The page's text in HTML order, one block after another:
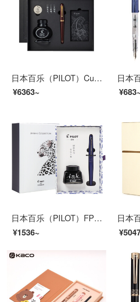
日本百乐（PILOT）Custom74贵客钢笔套装 书法练字签名钢笔 商务钢笔送礼盒套装 FKK1000R F尖 深红
¥6363~
日本百乐（PILOT）FPMR2钢笔签字笔礼盒墨水套装 88G钢笔学生书法练字办公 野性气息 紫色豹纹F尖
¥1536~